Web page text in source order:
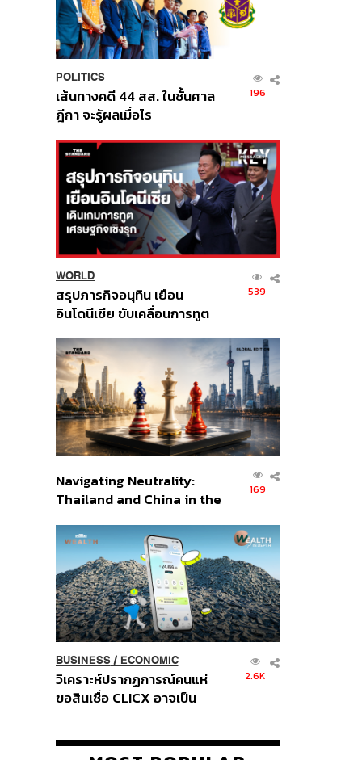
POLITICS
เส้นทางคดี 44 สส. ในชั้นศาล
ฎีกา จะรู้ผลเมื่อไร
196
WORLD
สรุปภารกิจอนุทิน เยือน
อินโดนีเซีย ขับเคลื่อนการทูต
ส่วนยุทธศาสตร์ไทย –
อินโดนีเซีย
539
Navigating Neutrality:
Thailand and China in the
Order
169
BUSINESS/ ECONOMIC
วิเคราะห์ปรากฏการณ์คนแห่
ขอสินเชื่อ CLICX อาจเป็น
ปัญหาหนี้ครัวเรือนไทยที่ถูกซุก
2.6K